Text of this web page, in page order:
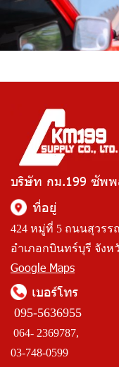
บริษัท กม.199 ซัพพ
ที่อยู่
424 หมู่ที่ 5 ถนนสุวร
อำเภอกบินทร์บุรี จังห
Google Maps
เบอร์โทร
095-5636955
064- 2369787,
03-748-0599